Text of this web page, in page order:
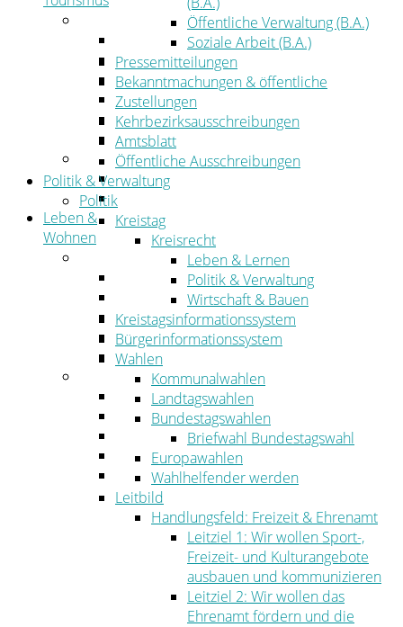
Wirtschaftsförderung
Gewerbeflächen und Unternehmen
Arbeitgeberservice
Mobilfunk & Breitband
Straßen- und Radwegebau
Landwirtschaft
Tourismus
Freizeit und Urlaub im Landkreis
Veranstaltungen
Leben &
Wohnen
Migration
Schulen, Bildung, Sport und Kultur
Soziales
Gesundheit
Jugend, Familie und Senioren
Bauen und Planen
Abfall
Umwelt
Ordnung
Öffentliche Verwaltung (B.A.)
Soziale Arbeit (B.A.)
Pressemitteilungen
Bekanntmachungen & öffentliche
Zustellungen
Kehrbezirksausschreibungen
Amtsblatt
Öffentliche Ausschreibungen
Politik & Verwaltung
Politik
Kreistag
Kreisrecht
Leben & Lernen
Politik & Verwaltung
Wirtschaft & Bauen
Kreistagsinformationssystem
Bürgerinformationssystem
Wahlen
Kommunalwahlen
Landtagswahlen
Bundestagswahlen
Briefwahl Bundestagswahl
Europawahlen
Wahlhelfender werden
Leitbild
Handlungsfeld: Freizeit & Ehrenamt
Leitziel 1: Wir wollen Sport-,
Freizeit- und Kulturangebote
ausbauen und kommunizieren
Leitziel 2: Wir wollen das
Ehrenamt fördern und die